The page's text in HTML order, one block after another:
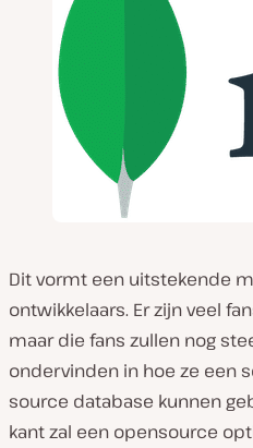
Dit vormt een uitstekende
ontwikkelaars. Er zijn veel
maar die fans zullen nog
ondervinden in hoe ze een
source database kunnen
kant zal een opensource